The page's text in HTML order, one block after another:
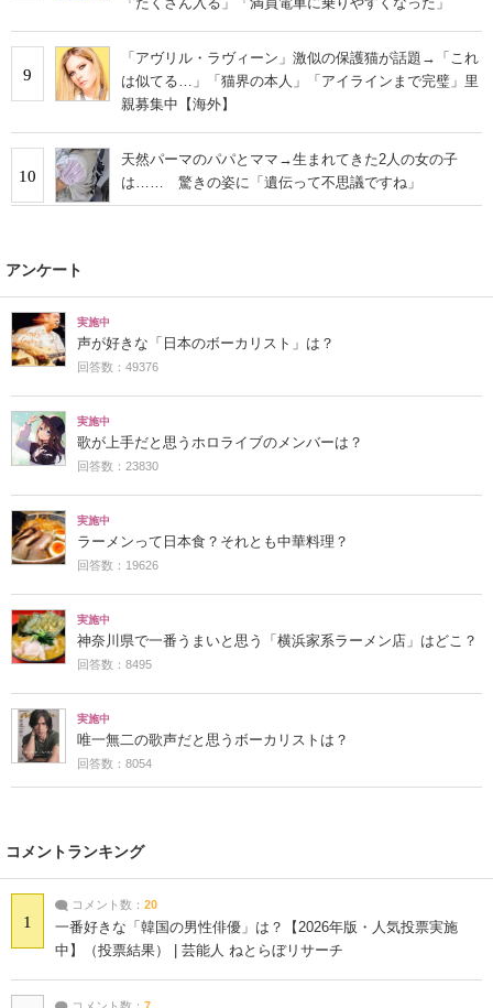
9
「アヴリル・ラヴィーン」激似の保護猫が話題→「これ
は似てる…」「猫界の本人」「アイラインまで完璧」里
親募集中【海外】
10
天然パーマのパパとママ→生まれてきた2人の女の子
は…… 驚きの姿に「遺伝って不思議ですね」
アンケート
実施中
声が好きな「日本のボーカリスト」は？
回答数：49376
実施中
歌が上手だと思うホロライブのメンバーは？
回答数：23830
実施中
ラーメンって日本食？それとも中華料理？
回答数：19626
実施中
神奈川県で一番うまいと思う「横浜家系ラーメン店」はどこ？
回答数：8495
実施中
唯一無二の歌声だと思うボーカリストは？
回答数：8054
コメントランキング
1
コメント数： 20
一番好きな「韓国の男性俳優」は？【2026年版・人気投票実施
中】（投票結果） | 芸能人 ねとらぼリサーチ